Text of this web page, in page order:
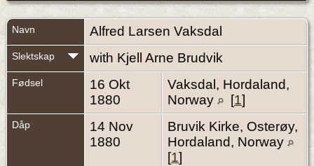
Navn Alfred Larsen Vaksdal
Slektskap with Kjell Arne Brudvik
Fødsel
16 Okt
1880
Vaksdal, Hordaland,
Norway
[1]
Dåp
14 Nov
1880
Bruvik Kirke, Osterøy,
Hordaland, Norway
[1]